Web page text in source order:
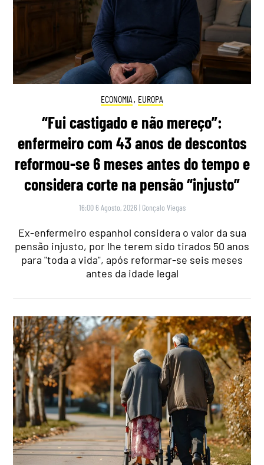
ECONOMIA , EUROPA
“Fui castigado e não mereço”:
enfermeiro com 43 anos de descontos
reformou-se 6 meses antes do tempo e
considera corte na pensão “injusto”
16:00 6 Agosto, 2026 | Gonçalo Viegas
Ex-enfermeiro espanhol considera o valor da sua
pensão injusto, por lhe terem sido tirados 50 anos
para "toda a vida", após reformar-se seis meses
antes da idade legal